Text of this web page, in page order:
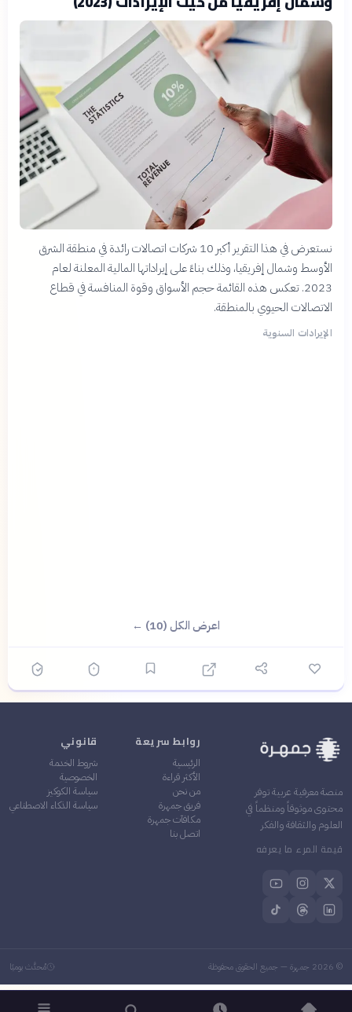
نستعرض في هذا التقرير أكبر 10 شركات اتصالات رائدة في منطقة الشرق
الأوسط وشمال إفريقيا، وذلك بناءً على إيراداتها المالية المعلنة لعام
2023. تعكس هذه القائمة حجم الأسواق وقوة المنافسة في قطاع
الاتصالات الحيوي بالمنطقة.
الإيرادات السنوية
اعرض الكل (10) ←
منصة معرفية عربية توفر
محتوى موثوقاً ومنظماً في
العلوم والثقافة والفكر
قيمة المرء ما يعرفه
روابط سريعة
الرئيسية
الأكثر قراءة
من نحن
فريق جمهرة
مكافآت جمهرة
اتصل بنا
قانوني
شروط الخدمة
الخصوصية
سياسة الكوكيز
سياسة الذكاء الاصطناعي
©
2026 جمهرة — جميع الحقوق محفوظة مُحدَّث يوميًا